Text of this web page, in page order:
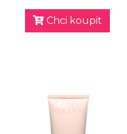
Chci koupit